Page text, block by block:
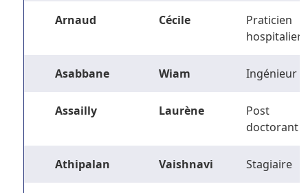
Arnaud Cécile
Praticien
hospitalier
Asabbane Wiam Ingénieur
Assailly Laurène
Post
doctorant
Athipalan Vaishnavi Stagiaire